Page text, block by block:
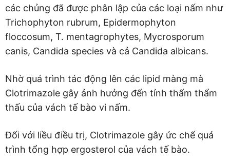
các chủng đã được phân lập của các loại nấm như
Trichophyton rubrum, Epidermophyton
floccosum, T. mentagrophytes, Mycrosporum
canis, Candida species và cả Candida albicans.
Nhờ quá trình tác động lên các lipid màng mà
Clotrimazole gây ảnh hưởng đến tính thấm thẩm
thấu của vách tế bào vi nấm.
Đối với liều điều trị, Clotrimazole gây ức chế quá
trình tổng hợp ergosterol của vách tế bào.